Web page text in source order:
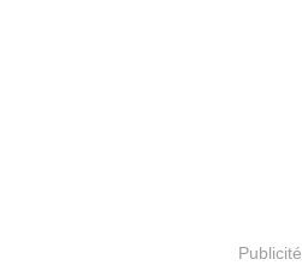
Publicité